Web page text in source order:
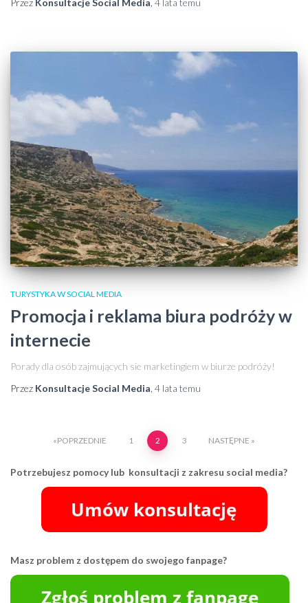
TURYSTYKA W SOCIAL MEDIA
Promocja i reklama biura podróży w
internecie
Porady dla osób zajmujących sie marketingiem w biurze podróży!
Przez Konsultacje Social Media 4 lata temu
Stronicowanie
wpisów
POPRZEDNIE 1 2 3 NASTĘPNE
Potrzebujesz pomocy lub konsultacji z zakresu social media?
Masz problem z dostępem do swojego fanpage?